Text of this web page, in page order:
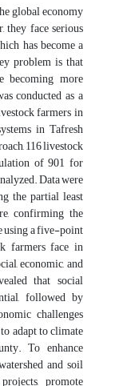
global economy
face serious
has become a
problem is that
becoming more
conducted as a
farmers in
in Tafresh
116 livestock
of 901 for
Data were
the partial least
confirming the
a five-point
farmers face in
economic, and
that social
followed by
challenges
adapt to climate
To enhance
and soil